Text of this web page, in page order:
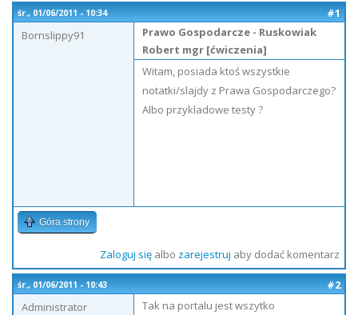
śr., 01/06/2011 - 10:34
#1
Bornslippy91
Prawo Gospodarcze - Ruskowiak
Robert mgr [ćwiczenia]
Witam, posiada ktoś wszystkie
notatki/slajdy z Prawa Gospodarczego?
Albo przykladowe testy ?
Góra strony
Zaloguj sięalbo zarejestruj aby dodać komentarz
śr., 01/06/2011 - 10:43
#2
Administrator
Tak na portalu jest wszytko